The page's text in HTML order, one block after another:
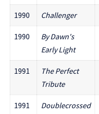
1990 Challenger
1990
By Dawn's
Early Light
1991
The Perfect
Tribute
1991 Doublecrossed